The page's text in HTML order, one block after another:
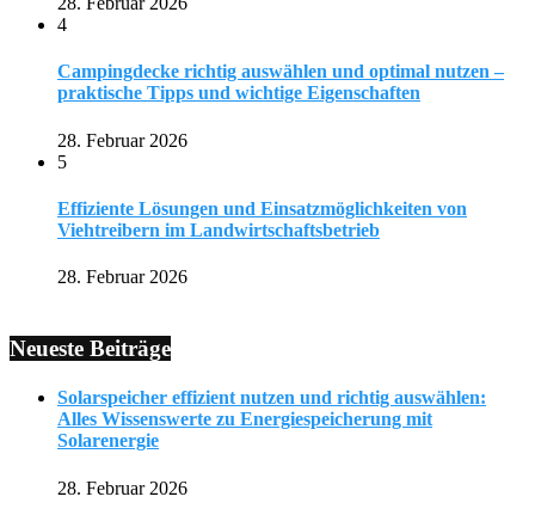
4
Campingdecke richtig auswählen und optimal nutzen –
praktische Tipps und wichtige Eigenschaften
28. Februar 2026
5
Effiziente Lösungen und Einsatzmöglichkeiten von
Viehtreibern im Landwirtschaftsbetrieb
28. Februar 2026
Neueste Beiträge
Solarspeicher effizient nutzen und richtig auswählen:
Alles Wissenswerte zu Energiespeicherung mit
Solarenergie
28. Februar 2026